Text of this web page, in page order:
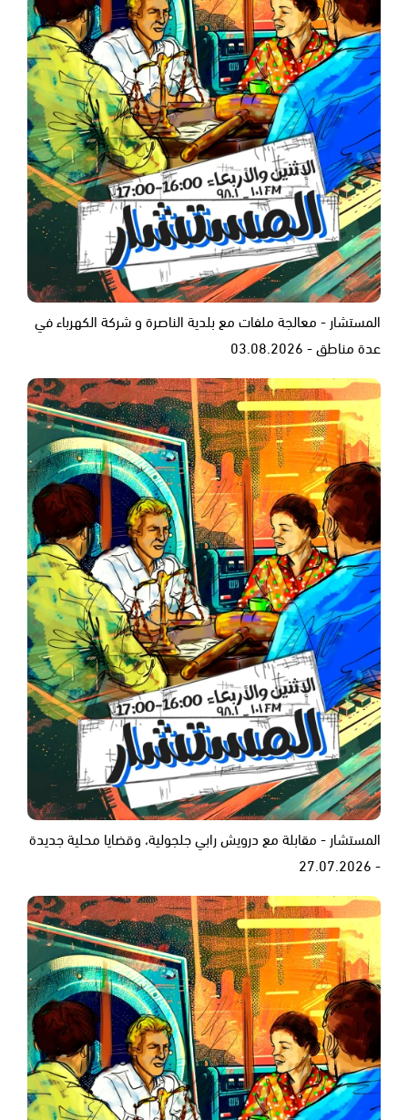
المستشار - معالجة ملفات مع بلدية الناصرة و شركة الكهرباء في
عدة مناطق - 03.08.2026
المستشار - مقابلة مع درويش رابي جلجولية، وقضايا محلية جديدة
- 27.07.2026